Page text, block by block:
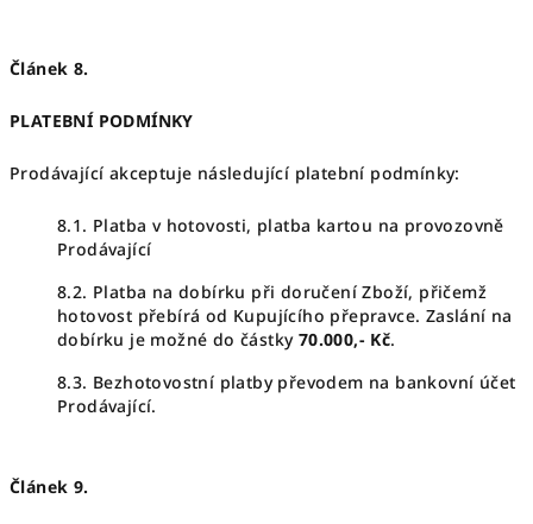
Článek 8.
PLATEBNÍ PODMÍNKY
Prodávající akceptuje následující platební podmínky:
8.1. Platba v hotovosti, platba kartou na provozovně
Prodávající
8.2. Platba na dobírku při doručení Zboží, přičemž
hotovost přebírá od Kupujícího přepravce. Zaslání na
dobírku je možné do částky 70.000,- Kč.
8.3. Bezhotovostní platby převodem na bankovní účet
Prodávající.
Článek 9.